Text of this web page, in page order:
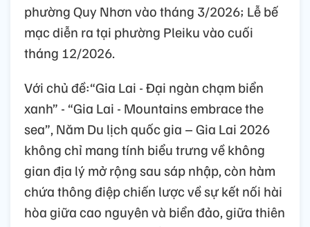
phường Quy Nhơn vào tháng 3/2026; Lễ bế
mạc diễn ra tại phường Pleiku vào cuối
tháng 12/2026.
Với chủ đề:“Gia Lai - Đại ngàn chạm biển
xanh” - “Gia Lai - Mountains embrace the
sea”, Năm Du lịch quốc gia – Gia Lai 2026
không chỉ mang tính biểu trưng về không
gian địa lý mở rộng sau sáp nhập, còn hàm
chứa thông điệp chiến lược về sự kết nối hài
hòa giữa cao nguyên và biển đảo, giữa thiên